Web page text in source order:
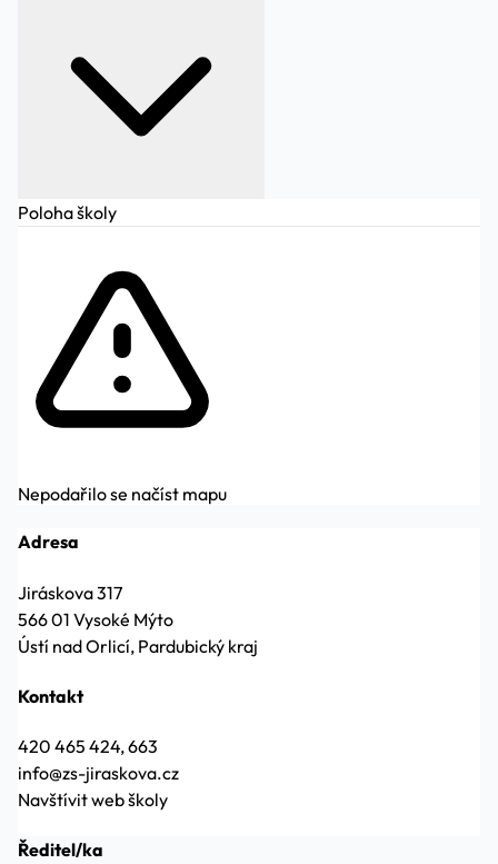
Poloha školy
Nepodařilo se načíst mapu
Adresa
Jiráskova 317
566 01 Vysoké Mýto
Ústí nad Orlicí, Pardubický kraj
Kontakt
420 465 424, 663
info@zs-jiraskova.cz
Navštívit web školy
Ředitel/ka